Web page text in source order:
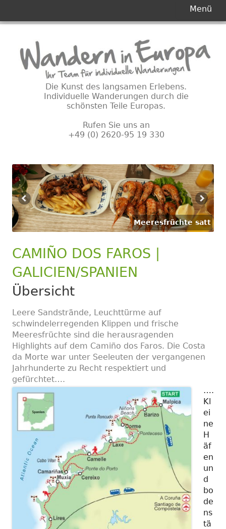
Inhalt
Die Kunst des langsamen Erlebens.
Individuelle Wanderungen durch die
schönsten Teile Europas.
Rufen Sie uns an
+49 (0) 2620-95 19 330
Menü
Meeresfrüchte satt
CAMIÑO DOS FAROS |
GALICIEN/SPANIEN
Übersicht
Leere Sandstrände, Leuchttürme auf
schwindelerregenden Klippen und frische
Meeresfrüchte sind die herausragenden
Highlights auf dem Camiño dos Faros. Die Costa
da Morte war unter Seeleuten der vergangenen
Jahrhunderte zu Recht respektiert und
gefürchtet….
….
Kl
ei
ne
H
äf
en
un
d
bo
de
ns
tä